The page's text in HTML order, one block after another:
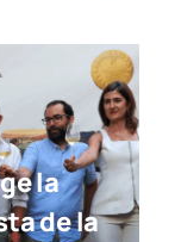
la
de la